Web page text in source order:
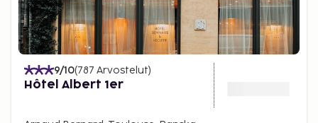
9/10(787 Arvostelut)
Hôtel Albert 1er